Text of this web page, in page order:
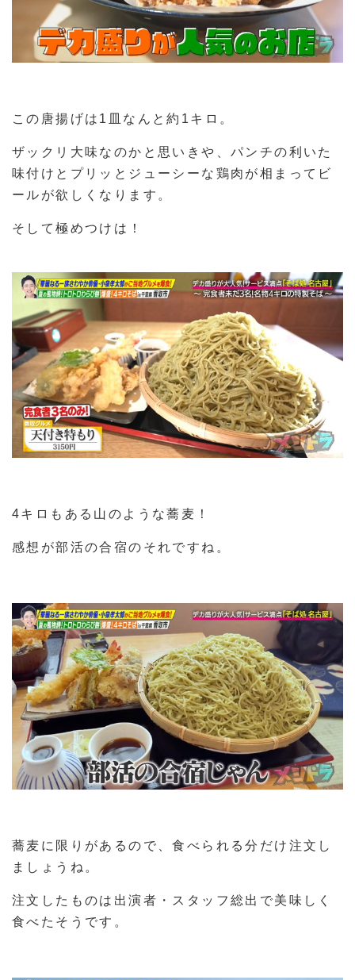
この唐揚げは1皿なんと約1キロ。
ザックリ大味なのかと思いきや、パンチの利いた
味付けとプリッとジューシーな鶏肉が相まってビ
ールが欲しくなります。
そして極めつけは！
4キロもある山のような蕎麦！
感想が部活の合宿のそれですね。
蕎麦に限りがあるので、食べられる分だけ注文し
ましょうね。
注文したものは出演者・スタッフ総出で美味しく
食べたそうです。